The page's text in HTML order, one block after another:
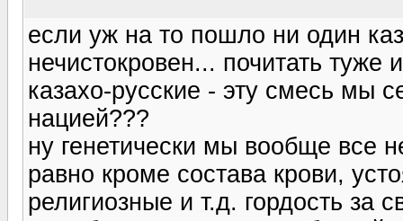
если уж на то пошло ни один
нечистокровен... почитать
казахо-русские - эту смесь мы
нацией???
ну генетически мы вообще все
равно кроме состава крови,
религиозные и т.д. гордость за